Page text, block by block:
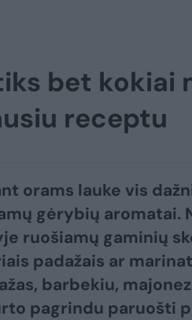
bet kokiai
receptu
orams lauke vis
gėrybių
ruošiamų gaminių
padažais ar
barbekiu,
pagrindu paruošti